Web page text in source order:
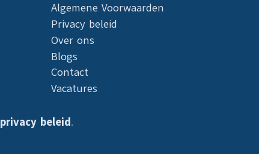
Algemene Voorwaarden
Privacy beleid
Over ons
Blogs
Contact
Vacatures
privacy beleid.